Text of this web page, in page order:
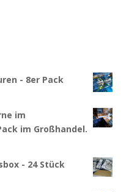
- 8er Pack
im
im Großhandel.
- 24 Stück